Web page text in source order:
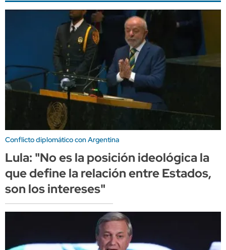
Conflicto diplomático con Argentina
Lula: "No es la posición ideológica la
que define la relación entre Estados,
son los intereses"